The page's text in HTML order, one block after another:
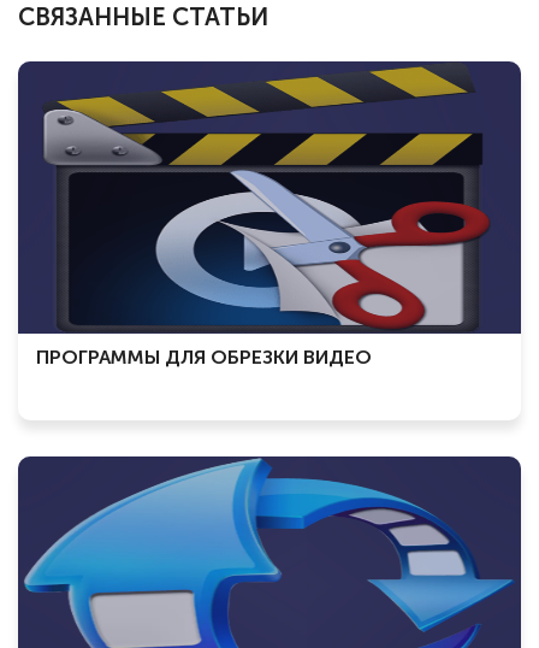
СВЯЗАННЫЕ СТАТЬИ
ПРОГРАММЫ ДЛЯ ОБРЕЗКИ ВИДЕО